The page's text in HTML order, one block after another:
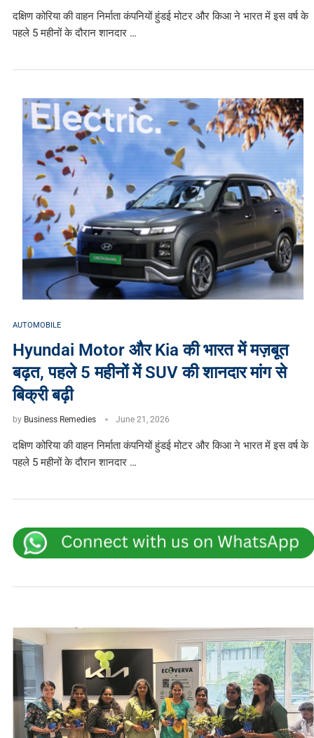
दक्षिण कोरिया की वाहन निर्माता कंपनियों हुंडई मोटर और किआ ने भारत में इस वर्ष के
पहले 5 महीनों के दौरान शानदार …
AUTOMOBILE
Hyundai Motor और Kia की भारत में मज़बूत
बढ़त, पहले 5 महीनों में SUV की शानदार मांग से
बिक्री बढ़ी
by Business Remedies June 21, 2026
दक्षिण कोरिया की वाहन निर्माता कंपनियों हुंडई मोटर और किआ ने भारत में इस वर्ष के
पहले 5 महीनों के दौरान शानदार …